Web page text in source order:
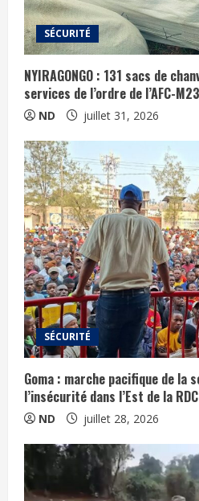
SÉCURITÉ
NYIRAGONGO : 131 sacs de
services de l’ordre de l’AFC-M23
ND juillet 31, 2026
SÉCURITÉ
Goma : marche pacifique de la
l’insécurité dans l’Est de la RDC
ND juillet 28, 2026